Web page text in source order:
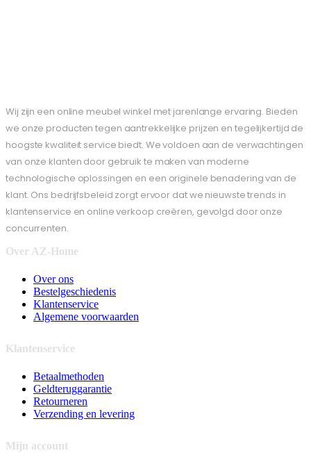
Wij zijn een online meubel winkel met jarenlange ervaring. Bieden
we onze producten tegen aantrekkelijke prijzen en tegelijkertijd de
hoogste kwaliteit service biedt. We voldoen aan de verwachtingen
van onze klanten door gebruik te maken van moderne
technologische oplossingen en een originele benadering van de
klant. Ons bedrijfsbeleid zorgt ervoor dat we nieuwste trends in
klantenservice en online verkoop creëren, gevolgd door onze
concurrenten.
Over AZ-Home
Over ons
Bestelgeschiedenis
Klantenservice
Algemene voorwaarden
Klantenservice
Betaalmethoden
Geldteruggarantie
Retourneren
Verzending en levering
Mijn account